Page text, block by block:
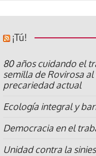
¡Tú!
80 años cuidando el
semilla de Rovirosa
precariedad actual
Ecología integral y
Democracia en el
Unidad contra la